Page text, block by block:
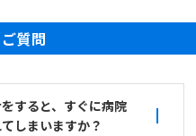
質問
すると、すぐに病院
しまいますか？